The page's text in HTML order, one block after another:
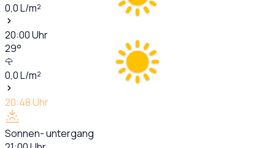
0,0L/m²
20:00Uhr
29°
0,0L/m²
20:48Uhr
Sonnen- untergang